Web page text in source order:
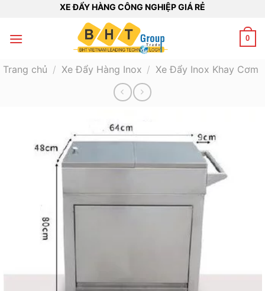
nội
XE ĐẨY HÀNG CÔNG NGHIỆP GIÁ RẺ
0
Trang chủ / Xe Đẩy Hàng Inox / Xe Đẩy Inox Khay Cơm